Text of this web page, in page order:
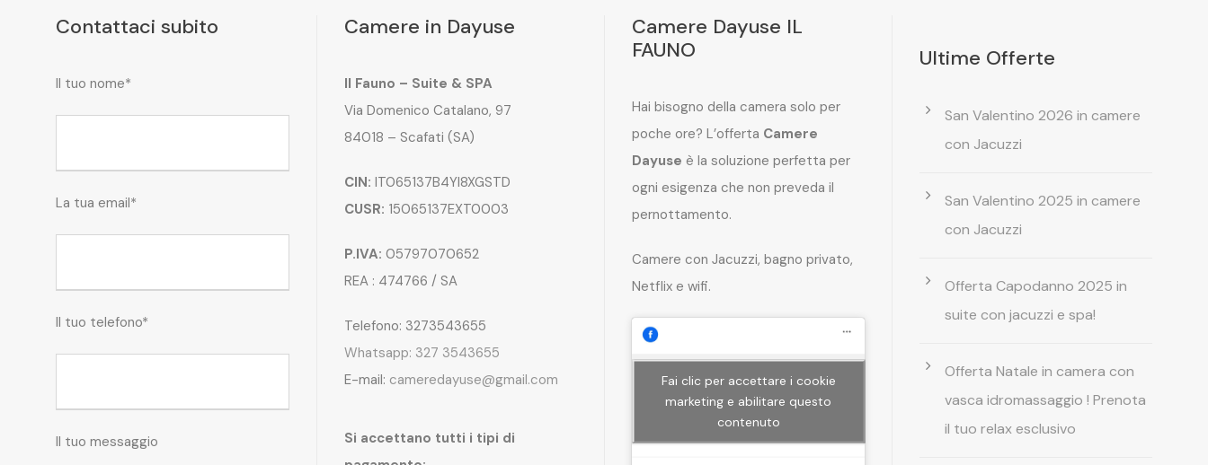
Contattaci subito
Il tuo nome*
La tua email*
Il tuo telefono*
Il tuo messaggio
Camere in Dayuse
Il Fauno – Suite & SPA
Via Domenico Catalano, 97
84018 – Scafati (SA)
CIN: IT065137B4YI8XGSTD
CUSR: 15065137EXT0003
P.IVA: 05797070652
REA : 474766 / SA
Telefono: 3273543655
Whatsapp: 327 3543655
E-mail: cameredayuse@gmail.com
Si accettano tutti i tipi di
Camere Dayuse IL
FAUNO
Hai bisogno della camera solo per
poche ore? L’offerta Camere
Dayuse è la soluzione perfetta per
ogni esigenza che non preveda il
pernottamento.
Camere con Jacuzzi, bagno privato,
Netflix e wifi.
Fai clic per accettare i cookie
marketing e abilitare questo
contenuto
Ultime Offerte
San Valentino 2026 in camere
con Jacuzzi
San Valentino 2025 in camere
con Jacuzzi
Offerta Capodanno 2025 in
suite con jacuzzi e spa!
Offerta Natale in camera con
vasca idromassaggio ! Prenota
il tuo relax esclusivo